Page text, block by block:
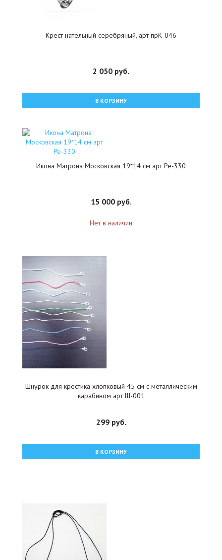
Крест нательный серебряный, арт прК-046
2 050 руб.
В КОРЗИНУ
Икона Матрона Московская 19*14 см арт Ре-330
15 000 руб.
Нет в наличии
Шнурок для крестика хлопковый 45 см с металлическим
карабином арт Ш-001
299 руб.
В КОРЗИНУ